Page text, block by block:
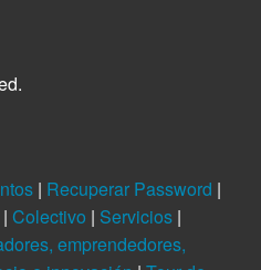
| Recuperar Password |
| Colectivo | Servicios |
emprendedores,